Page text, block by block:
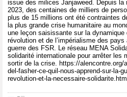
issue des milices Janjaweed. Depuis la
2023, des centaines de milliers de
plus de 15 millions ont été contraintes
la plus grande crise humanitaire au
une leçon saisissante sur la
révolution et de l’impérialisme des
guerre des FSR. Le réseau MENA
solidarité internationale pour arrêter les
sortir de la crise. https://alencontre.org/
del-fasher-ce-quil-nous-apprend-sur-la-
revolution-et-la-necessaire-solidarite.html